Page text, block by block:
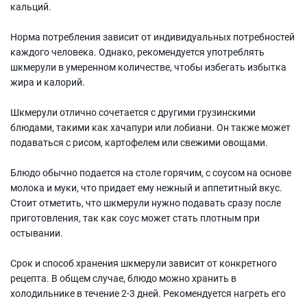
кальций.
Норма потребления зависит от индивидуальных потребностей
каждого человека. Однако, рекомендуется употреблять
шкмерули в умеренном количестве, чтобы избегать избытка
жира и калорий.
Шкмерули отлично сочетается с другими грузинскими
блюдами, такими как хачапури или лобиани. Он также может
подаваться с рисом, картофелем или свежими овощами.
Блюдо обычно подается на столе горячим, с соусом на основе
молока и муки, что придает ему нежный и аппетитный вкус.
Стоит отметить, что шкмерули нужно подавать сразу после
приготовления, так как соус может стать плотным при
остывании.
Срок и способ хранения шкмерули зависит от конкретного
рецепта. В общем случае, блюдо можно хранить в
холодильнике в течение 2-3 дней. Рекомендуется нагреть его